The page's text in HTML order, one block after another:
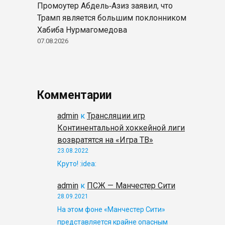
Промоутер Абдель‑Азиз заявил, что
Трамп является большим поклонником
Хабиба Нурмагомедова
07.08.2026
Комментарии
admin к Трансляции игр
Континентальной хоккейной лиги
возвратятся на «Игра ТВ»
23.08.2022
Круто! :idea:
admin к ПСЖ — Манчестер Сити
28.09.2021
На этом фоне «Манчестер Сити»
представляется крайне опасным